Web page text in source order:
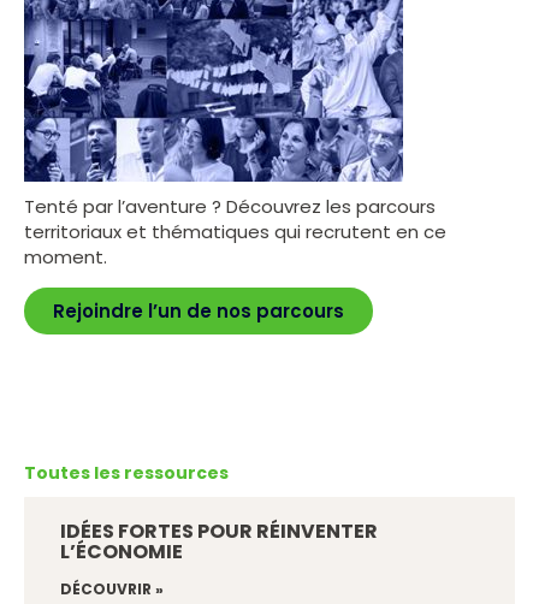
Tenté par l’aventure ? Découvrez les parcours
territoriaux et thématiques qui recrutent en ce
moment.
Rejoindre l’un de nos parcours
Toutes les ressources
IDÉES FORTES POUR RÉINVENTER
L’ÉCONOMIE
DÉCOUVRIR »